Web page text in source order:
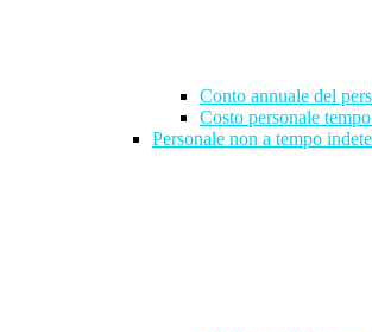
Conto annuale del
Costo personale
Personale non a tempo